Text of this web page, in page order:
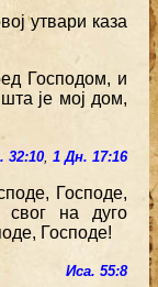
утвари каза
Господом, и
је мој дом,
32:10, 1 Дн. 17:16
Господе,
на дуго
Господе!
Иса. 55:8